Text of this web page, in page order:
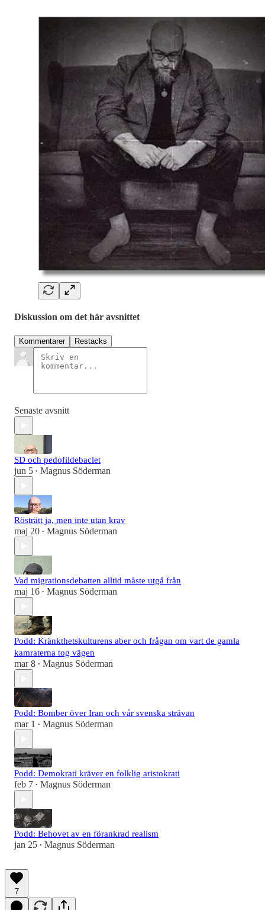
Diskussion om det här avsnittet
Kommentarer Restacks
Senaste avsnitt
SD och pedofildebaclet
jun 5 • Magnus Söderman
Rösträtt ja, men inte utan krav
maj 20 • Magnus Söderman
Vad migrationsdebatten alltid måste utgå från
maj 16 • Magnus Söderman
Podd: Kränkthetskulturens aber och frågan om vart de gamla
kamraterna tog vägen
mar 8 • Magnus Söderman
Podd: Bomber över Iran och vår svenska strävan
mar 1 • Magnus Söderman
Podd: Demokrati kräver en folklig aristokrati
feb 7 • Magnus Söderman
Podd: Behovet av en förankrad realism
jan 25 • Magnus Söderman
7